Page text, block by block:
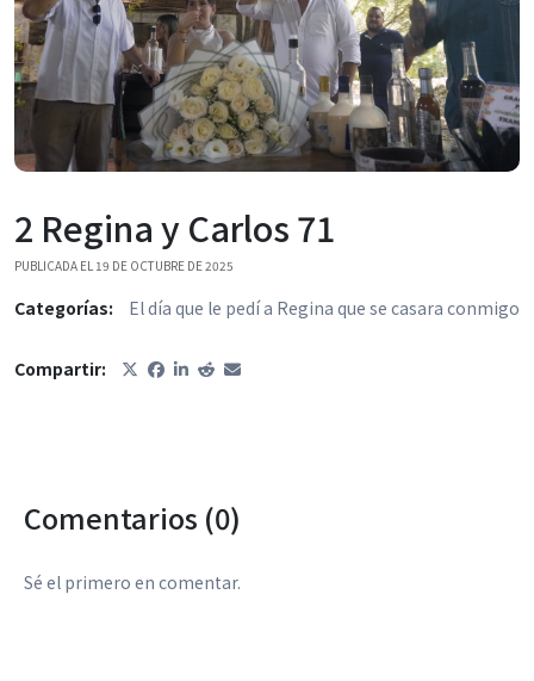
2 Regina y Carlos 71
PUBLICADA EL 19 DE OCTUBRE DE 2025
Categorías: El día que le pedí a Regina que se casara conmigo
Compartir:
Comentarios (0)
Sé el primero en comentar.